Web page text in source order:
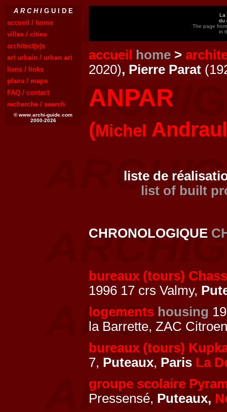
A R C H IG U I D E
accueil / home
villes / cities
architect(e)s
art urbain / urban art
liens / links
plans / maps
FAQ / contact
recherche / search
© www.archi-guide.com
2000-2026
La
du
The page
in
accueil home >
2020), Pierre Parat
ANPAR
(Michel
liste de
list of built
CHRONOLOGIQUE
bureaux (tours)
1996 17 crs Valmy,
logements housing
la Barrette, ZAC
bureaux (tours)
7, Puteaux, Paris La
groupe scolaire
Pressensé, Puteaux,